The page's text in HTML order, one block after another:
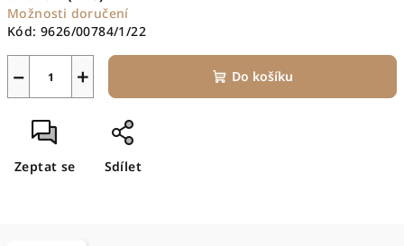
Možnosti doručení
Kód: 9626/00784/1/22
+
− Do košíku
Zeptat se Sdílet